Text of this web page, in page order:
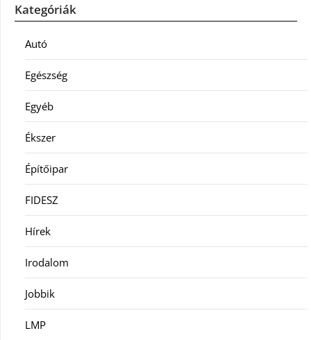
Kategóriák
Autó
Egészség
Egyéb
Ékszer
Építőipar
FIDESZ
Hírek
Irodalom
Jobbik
LMP